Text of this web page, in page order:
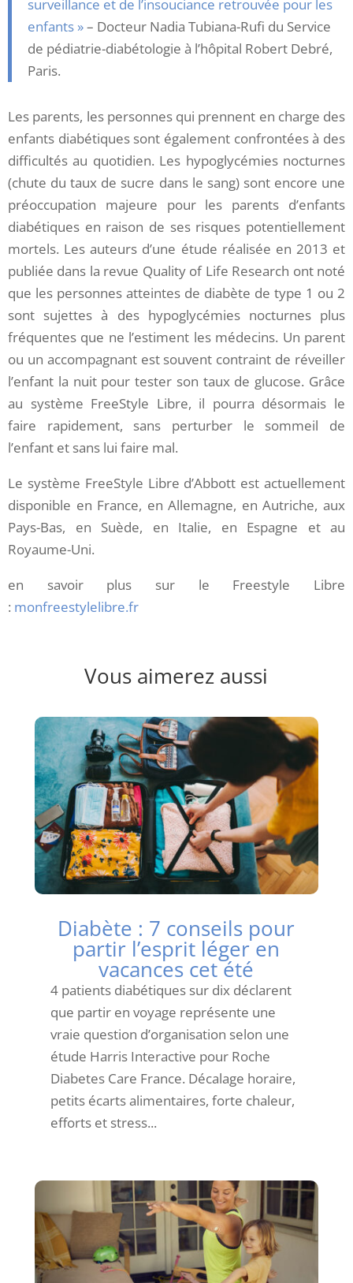
surveillance et de l’insouciance retrouvée pour les
enfants »– Docteur Nadia Tubiana-Rufi du Service
de pédiatrie-diabétologie à l’hôpital Robert Debré,
Paris.
Les parents, les personnes qui prennent en charge des
enfants diabétiques sont également confrontées à des
difficultés au quotidien. Les hypoglycémies nocturnes
(chute du taux de sucre dans le sang) sont encore une
préoccupation majeure pour les parents d’enfants
diabétiques en raison de ses risques potentiellement
mortels. Les auteurs d’une étude réalisée en 2013 et
publiée dans la revue Quality of Life Research ont noté
que les personnes atteintes de diabète de type 1 ou 2
sont sujettes à des hypoglycémies nocturnes plus
fréquentes que ne l’estiment les médecins. Un parent
ou un accompagnant est souvent contraint de réveiller
l’enfant la nuit pour tester son taux de glucose. Grâce
au système FreeStyle Libre, il pourra désormais le
faire rapidement, sans perturber le sommeil de
l’enfant et sans lui faire mal.
Le système FreeStyle Libre d’Abbott est actuellement
disponible en France, en Allemagne, en Autriche, aux
Pays-Bas, en Suède, en Italie, en Espagne et au
Royaume-Uni.
en savoir plus sur le Freestyle Libre
: monfreestylelibre.fr
Vous aimerez aussi
Diabète : 7 conseils pour
partir l’esprit léger en
vacances cet été
4 patients diabétiques sur dix déclarent
que partir en voyage représente une
vraie question d’organisation selon une
étude Harris Interactive pour Roche
Diabetes Care France. Décalage horaire,
petits écarts alimentaires, forte chaleur,
efforts et stress...